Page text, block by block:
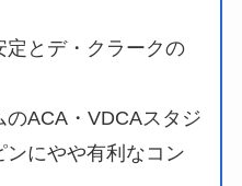
定とデ・クラークの
のACA・VDCAスタジ
にやや有利なコン